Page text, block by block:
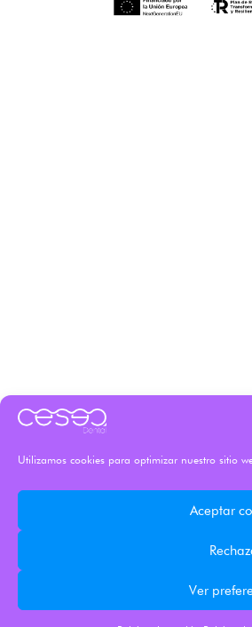
Utilizamos cookies para optimizar nuestro sitio
Aceptar
Ver